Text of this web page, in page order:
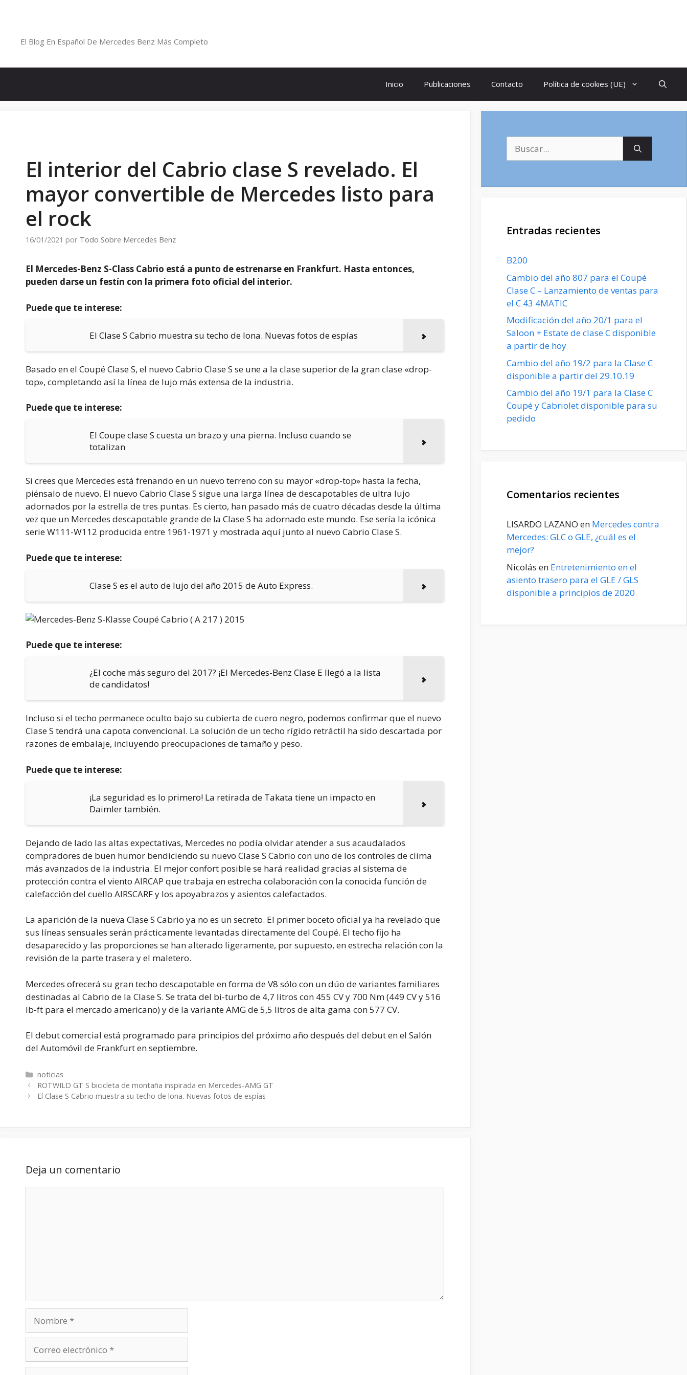
El Blog En Español De Mercedes Benz Más Completo
Inicio Publicaciones Contacto Política de cookies (UE)
El interior del Cabrio clase S revelado. El
mayor convertible de Mercedes listo para
el rock
16/01/2021 por Todo Sobre Mercedes Benz
El Mercedes-Benz S-Class Cabrio está a punto de estrenarse en Frankfurt. Hasta entonces,
pueden darse un festín con la primera foto oficial del interior.
Puede que te interese:
El Clase S Cabrio muestra su techo de lona. Nuevas fotos de espías
Basado en el Coupé Clase S, el nuevo Cabrio Clase S se une a la clase superior de la gran clase «drop-
top», completando así la línea de lujo más extensa de la industria.
Puede que te interese:
El Coupe clase S cuesta un brazo y una pierna. Incluso cuando se
totalizan
Si crees que Mercedes está frenando en un nuevo terreno con su mayor «drop-top» hasta la fecha,
piénsalo de nuevo. El nuevo Cabrio Clase S sigue una larga línea de descapotables de ultra lujo
adornados por la estrella de tres puntas. Es cierto, han pasado más de cuatro décadas desde la última
vez que un Mercedes descapotable grande de la Clase S ha adornado este mundo. Ese sería la icónica
serie W111-W112 producida entre 1961-1971 y mostrada aquí junto al nuevo Cabrio Clase S.
Puede que te interese:
Clase S es el auto de lujo del año 2015 de Auto Express.
Puede que te interese:
¿El coche más seguro del 2017? ¡El Mercedes-Benz Clase E llegó a la lista
de candidatos!
Incluso si el techo permanece oculto bajo su cubierta de cuero negro, podemos confirmar que el nuevo
Clase S tendrá una capota convencional. La solución de un techo rígido retráctil ha sido descartada por
razones de embalaje, incluyendo preocupaciones de tamaño y peso.
Puede que te interese:
¡La seguridad es lo primero! La retirada de Takata tiene un impacto en
Daimler también.
Dejando de lado las altas expectativas, Mercedes no podía olvidar atender a sus acaudalados
compradores de buen humor bendiciendo su nuevo Clase S Cabrio con uno de los controles de clima
más avanzados de la industria. El mejor confort posible se hará realidad gracias al sistema de
protección contra el viento AIRCAP que trabaja en estrecha colaboración con la conocida función de
calefacción del cuello AIRSCARF y los apoyabrazos y asientos calefactados.
La aparición de la nueva Clase S Cabrio ya no es un secreto. El primer boceto oficial ya ha revelado que
sus líneas sensuales serán prácticamente levantadas directamente del Coupé. El techo fijo ha
desaparecido y las proporciones se han alterado ligeramente, por supuesto, en estrecha relación con la
revisión de la parte trasera y el maletero.
Mercedes ofrecerá su gran techo descapotable en forma de V8 sólo con un dúo de variantes familiares
destinadas al Cabrio de la Clase S. Se trata del bi-turbo de 4,7 litros con 455 CV y 700 Nm (449 CV y 516
lb-ft para el mercado americano) y de la variante AMG de 5,5 litros de alta gama con 577 CV.
El debut comercial está programado para principios del próximo año después del debut en el Salón
del Automóvil de Frankfurt en septiembre.
Categorías
noticias
ROTWILD GT S bicicleta de montaña inspirada en Mercedes-AMG GT
El Clase S Cabrio muestra su techo de lona. Nuevas fotos de espías
Deja un comentario
electrónico
Entradas recientes
B200
Cambio del año 807 para el Coupé
Clase C – Lanzamiento de ventas para
el C 43 4MATIC
Modificación del año 20/1 para el
Saloon + Estate de clase C disponible
a partir de hoy
Cambio del año 19/2 para la Clase C
disponible a partir del 29.10.19
Cambio del año 19/1 para la Clase C
Coupé y Cabriolet disponible para su
pedido
Comentarios recientes
LISARDO LAZANO en Mercedes contra
Mercedes: GLC o GLE, ¿cuál es el
mejor?
Nicolás en Entretenimiento en el
asiento trasero para el GLE / GLS
disponible a principios de 2020